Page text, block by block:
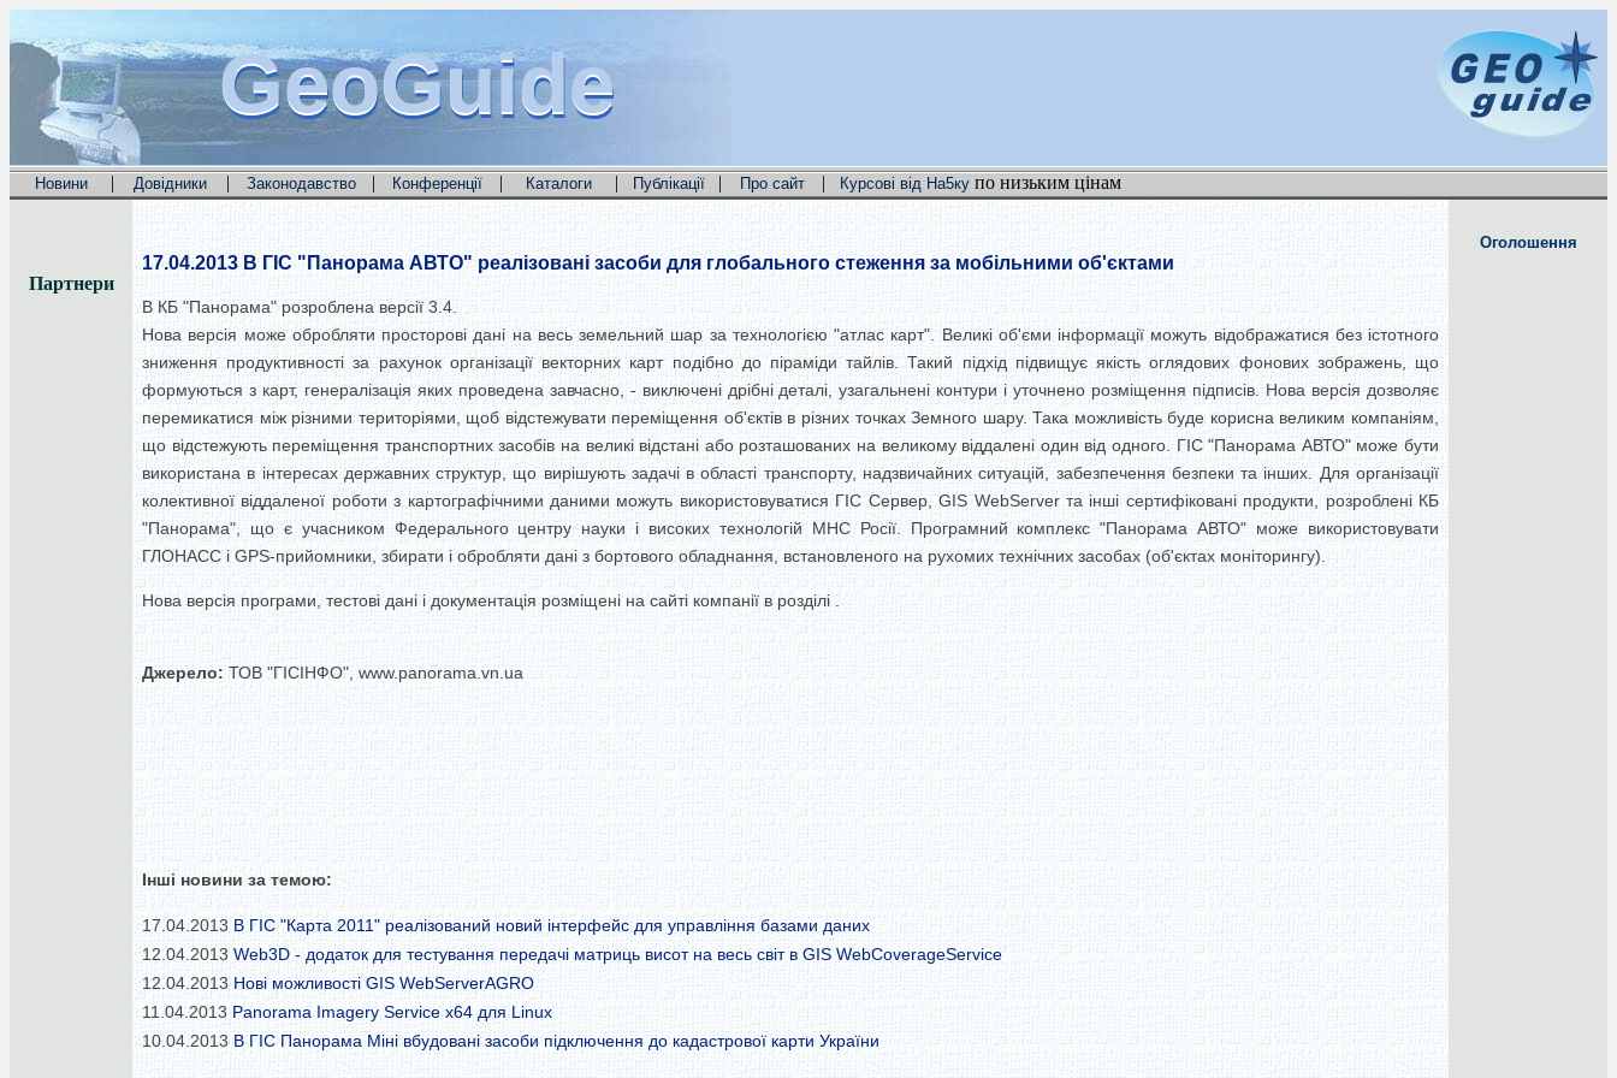
GeoGuide
GeoGuide
GeoGuide
Новини | Довідники | Законодавство | Конференції | Каталоги | Публікації | Про сайт | Курсові від На5ку по низьким цінам
Партнери
17.04.2013 В ГІС "Панорама АВТО" реалізовані засоби для глобального стеження за мобільними об'єктами
В КБ "Панорама" розроблена версії 3.4.
Нова версія може обробляти просторові дані на весь земельний шар за технологією "атлас карт". Великі об'єми інформації можуть відображатися без істотного
зниження продуктивності за рахунок організації векторних карт подібно до піраміди тайлів. Такий підхід підвищує якість оглядових фонових зображень, що
формуються з карт, генералізація яких проведена завчасно, - виключені дрібні деталі, узагальнені контури і уточнено розміщення підписів. Нова версія дозволяє
перемикатися між різними територіями, щоб відстежувати переміщення об'єктів в різних точках Земного шару. Така можливість буде корисна великим компаніям,
що відстежують переміщення транспортних засобів на великі відстані або розташованих на великому віддалені один від одного. ГІС "Панорама АВТО" може бути
використана в інтересах державних структур, що вирішують задачі в області транспорту, надзвичайних ситуацій, забезпечення безпеки та інших. Для організації
колективної віддаленої роботи з картографічними даними можуть використовуватися ГІС Сервер, GIS WebServer та інші сертифіковані продукти, розроблені КБ
"Панорама", що є учасником Федерального центру науки і високих технологій МНС Росії. Програмний комплекс "Панорама АВТО" може використовувати
ГЛОНАСС і GPS-прийомники, збирати і обробляти дані з бортового обладнання, встановленого на рухомих технічних засобах (об'єктах моніторингу).
Нова версія програми, тестові дані і документація розміщені на сайті компанії в розділі .
Джерело: ТОВ "ГІСІНФО", www.panorama.vn.ua
Інші новини за темою:
17.04.2013 В ГІС "Карта 2011" реалізований новий інтерфейс для управління базами даних
12.04.2013 Web3D - додаток для тестування передачі матриць висот на весь світ в GIS WebCoverageService
12.04.2013 Нові можливості GIS WebServerAGRO
11.04.2013 Panorama Imagery Service x64 для Linux
10.04.2013 В ГІС Панорама Міні вбудовані засоби підключення до кадастрової карти України
Оголошення